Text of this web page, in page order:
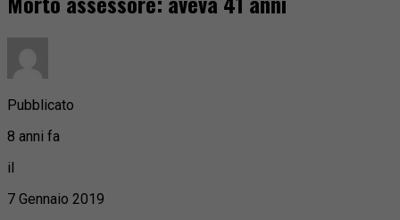
Pubblicato
8 anni fa
il
7 Gennaio 2019